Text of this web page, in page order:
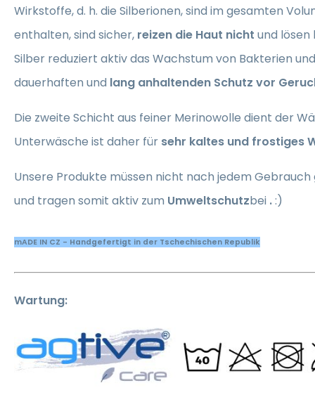
Wirkstoffe, d. h. die Silberionen, sind im gesamten
enthalten, sind sicher, reizen die Haut nicht und lösen
Silber reduziert aktiv das Wachstum von Bakterien
dauerhaften und lang anhaltenden Schutz vor
Die zweite Schicht aus feiner Merinowolle dient der
Unterwäsche ist daher für sehr kaltes und frostiges
Unsere Produkte müssen nicht nach jedem
und tragen somit aktiv zum Umweltschutzbei .:)
mADE IN CZ - Handgefertigt in der Tschechischen Republik
Wartung: